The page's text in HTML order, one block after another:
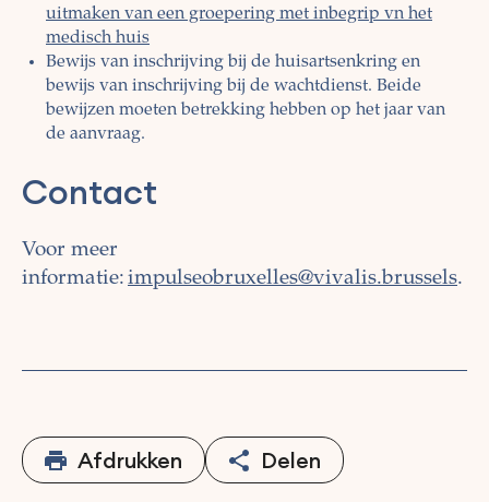
uitmaken van een groepering met inbegrip vn het
medisch huis
Bewijs van inschrijving bij de huisartsenkring en
bewijs van inschrijving bij de wachtdienst. Beide
bewijzen moeten betrekking hebben op het jaar van
de aanvraag.
Contact
Voor meer
informatie: impulseobruxelles@vivalis.brussels.
Afdrukken Delen